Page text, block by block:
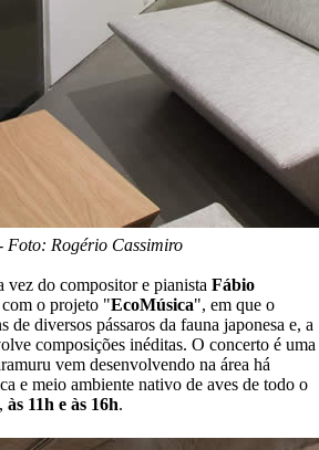
Foto: Rogério Cassimiro
vez do compositor e pianista Fábio
com o projeto "EcoMúsica", em que o
de diversos pássaros da fauna japonesa e, a
composições inéditas. O concerto é uma
vem desenvolvendo na área há
e meio ambiente nativo de aves de todo o
às 11h e às 16h.